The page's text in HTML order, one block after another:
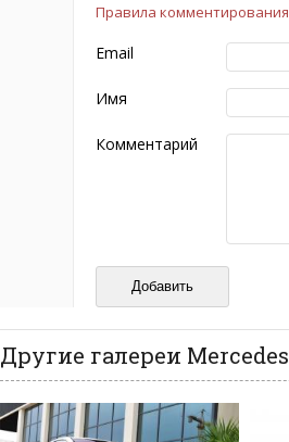
Чтобы ваш комментарий
следующих правил:
Комментарий не
эмоциональных
Не стоит
Пожалуйста, не
также призывы к
Не размещайте
И запаситесь терпением,
ваш отзыв может
Правила комментирования
Email
Имя
Комментарий
Другие галереи